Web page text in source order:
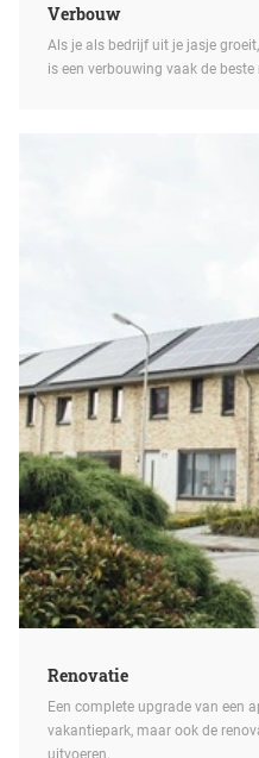
Verbouw
Als je als bedrijf uit je jasje
is een verbouwing vaak de beste
Renovatie
Een complete upgrade van een
vakantiepark, maar ook de
uitvoeren.